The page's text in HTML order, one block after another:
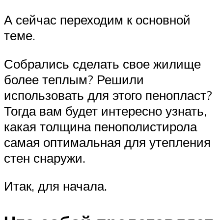
А сейчас переходим к основной
теме.
Собрались сделать свое жилище
более теплым? Решили
использовать для этого пенопласт?
Тогда вам будет интересно узнать,
какая толщина пенополистирола
самая оптимальная для утепления
стен снаружи.
Итак, для начала.